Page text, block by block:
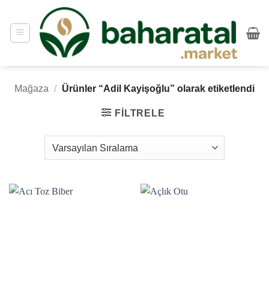
atla
Mağaza / Ürünler “Adil Kayişoğlu” olarak etiketlendi
FILTRELE